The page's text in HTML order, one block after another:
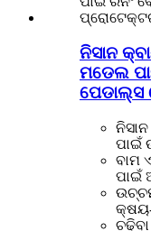
ନିସାନ
ମଡେଲ
ପେଡାଲ୍ସ
ପାଇଁ
ବାମ
ପାଇଁ
କ୍ଷୟ-